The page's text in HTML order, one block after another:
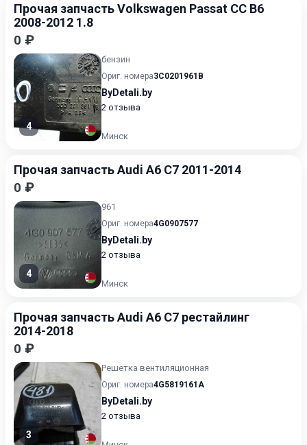
Прочая запчасть Volkswagen Passat CC B6
2008-2012 1.8
0 ₽
4
бензин
Ориг. номера3C0201961B
ByDetali.by
2 отзыва
Минск
Прочая запчасть Audi A6 C7 2011-2014
0 ₽
4
961
Ориг. номера4G0907577
ByDetali.by
2 отзыва
Минск
Прочая запчасть Audi A6 C7 рестайлинг
2014-2018
0 ₽
3
Решетка вентиляционная
Ориг. номера4G5819161A
ByDetali.by
2 отзыва